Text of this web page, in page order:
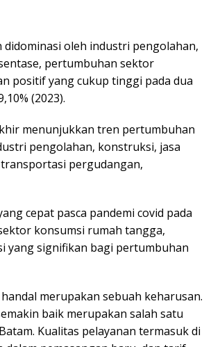
oleh industri pengolahan,
pertumbuhan sektor
positif yang cukup tinggi pada dua
(2023).
menunjukkan tren pertumbuhan
pengolahan, konstruksi, jasa
pergudangan,
cepat pasca pandemi covid pada
konsumsi rumah tangga,
yang signifikan bagi pertumbuhan
merupakan sebuah keharusan.
baik merupakan salah satu
Kualitas pelayanan termasuk di